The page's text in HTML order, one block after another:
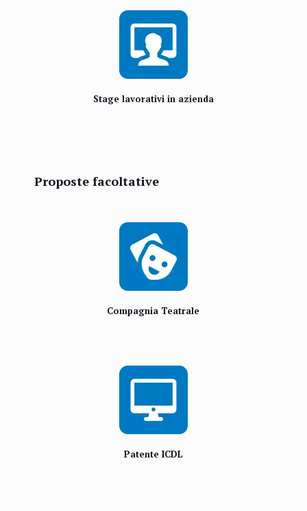
Stage lavorativi in azienda
Proposte facoltative
Compagnia Teatrale
Patente ICDL